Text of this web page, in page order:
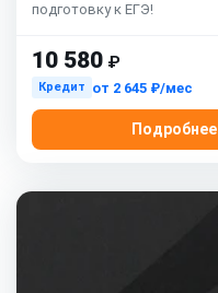
подготовку к ЕГЭ!
10 580 ₽
Кредит от 2 645 ₽/мес
Подробнее